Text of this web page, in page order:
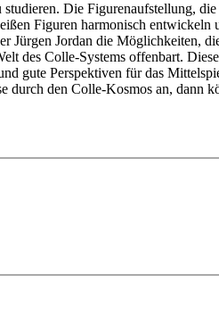
Die Figurenaufstellung,
Figuren harmonisch entwickeln
Jordan die Möglichkeiten,
des Colle-Systems offenbart.
Perspektiven für das
den Colle-Kosmos an, dann
to enter the solution. With video
a large function bar